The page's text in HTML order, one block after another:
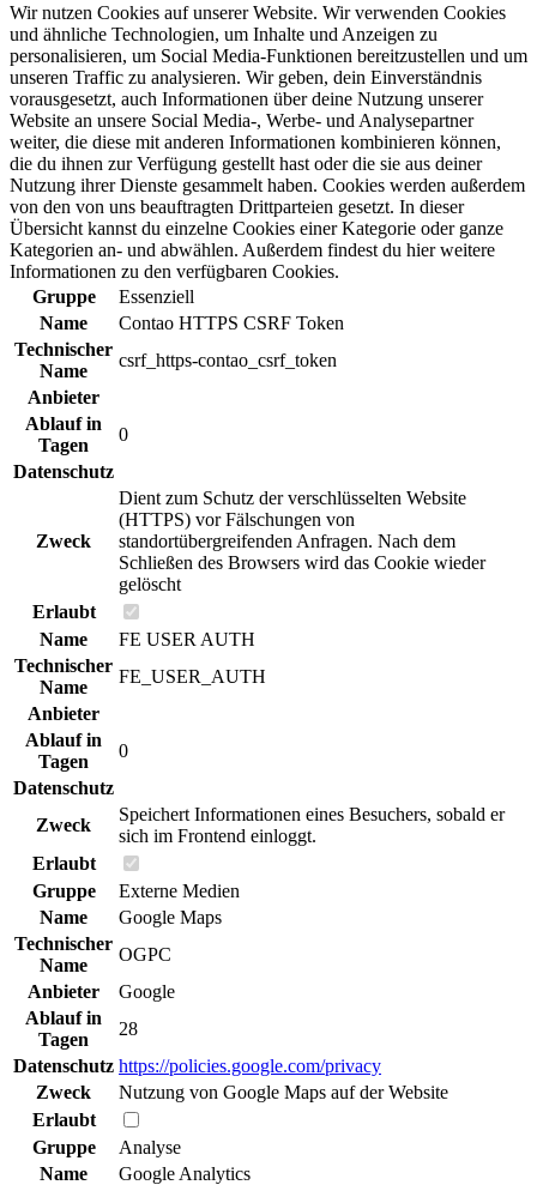
Wir nutzen Cookies auf unserer Website. Wir verwenden Cookies
und ähnliche Technologien, um Inhalte und Anzeigen zu
personalisieren, um Social Media-Funktionen bereitzustellen und um
unseren Traffic zu analysieren. Wir geben, dein Einverständnis
vorausgesetzt, auch Informationen über deine Nutzung unserer
Website an unsere Social Media-, Werbe- und Analysepartner
weiter, die diese mit anderen Informationen kombinieren können,
die du ihnen zur Verfügung gestellt hast oder die sie aus deiner
Nutzung ihrer Dienste gesammelt haben. Cookies werden außerdem
von den von uns beauftragten Drittparteien gesetzt. In dieser
Übersicht kannst du einzelne Cookies einer Kategorie oder ganze
Kategorien an- und abwählen. Außerdem findest du hier weitere
Informationen zu den verfügbaren Cookies.
Gruppe
Essenziell
Name
Contao HTTPS CSRF Token
Technischer
Name
csrf_https-contao_csrf_token
Anbieter
Ablauf in
Tagen
0
Datenschutz
Zweck
Dient zum Schutz der verschlüsselten Website
(HTTPS) vor Fälschungen von
standortübergreifenden Anfragen. Nach dem
Schließen des Browsers wird das Cookie wieder
gelöscht
Erlaubt
Name
FE USER AUTH
Technischer
Name
FE_USER_AUTH
Anbieter
Ablauf in
Tagen
0
Datenschutz
Zweck
Speichert Informationen eines Besuchers, sobald er
sich im Frontend einloggt.
Erlaubt
Gruppe
Externe Medien
Name
Google Maps
Technischer
Name
OGPC
Anbieter
Google
Ablauf in
Tagen
28
Datenschutz https://policies.google.com/privacy
Zweck
Nutzung von Google Maps auf der Website
Erlaubt
Gruppe
Analyse
Name
Google Analytics